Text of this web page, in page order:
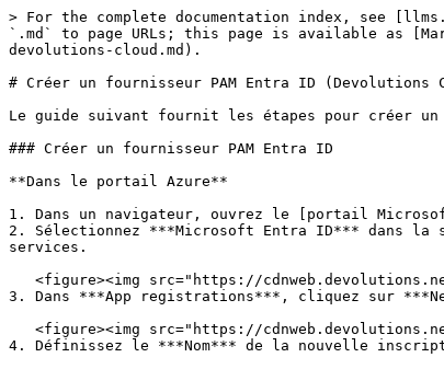
> For the complete documentation index, see
`.md` to page URLs; this page is available as
devolutions-cloud.md).
# Créer un fournisseur PAM Entra ID (Devolutions
Le guide suivant fournit les étapes pour créer
### Créer un fournisseur PAM Entra ID
**Dans le portail Azure**
1. Dans un navigateur, ouvrez le [portail
2. Sélectionnez ***Microsoft Entra ID*** dans
services.
3. Dans ***App registrations***, cliquez sur
4. Définissez le ***Nom*** de la nouvelle